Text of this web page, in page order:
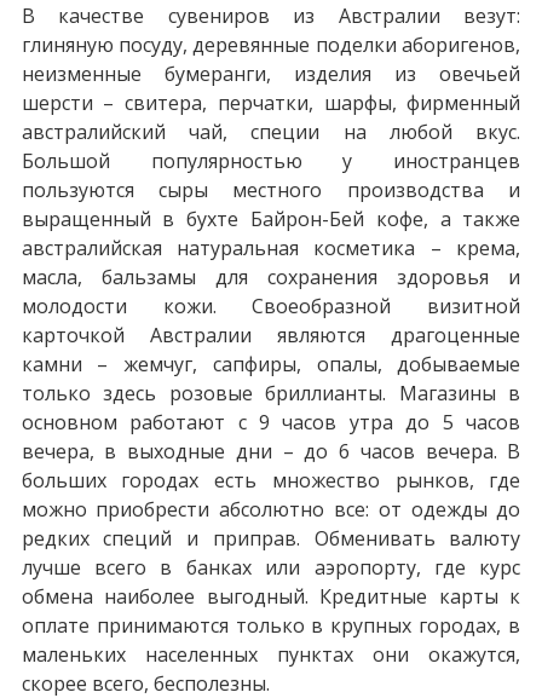
В качестве сувениров из Австралии везут:
глиняную посуду, деревянные поделки аборигенов,
неизменные бумеранги, изделия из овечьей
шерсти – свитера, перчатки, шарфы, фирменный
австралийский чай, специи на любой вкус.
Большой популярностью у иностранцев
пользуются сыры местного производства и
выращенный в бухте Байрон-Бей кофе, а также
австралийская натуральная косметика – крема,
масла, бальзамы для сохранения здоровья и
молодости кожи. Своеобразной визитной
карточкой Австралии являются драгоценные
камни – жемчуг, сапфиры, опалы, добываемые
только здесь розовые бриллианты. Магазины в
основном работают с 9 часов утра до 5 часов
вечера, в выходные дни – до 6 часов вечера. В
больших городах есть множество рынков, где
можно приобрести абсолютно все: от одежды до
редких специй и приправ. Обменивать валюту
лучше всего в банках или аэропорту, где курс
обмена наиболее выгодный. Кредитные карты к
оплате принимаются только в крупных городах, в
маленьких населенных пунктах они окажутся,
скорее всего, бесполезны.